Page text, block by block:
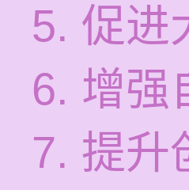
5. 促进
6. 增强
7. 提升